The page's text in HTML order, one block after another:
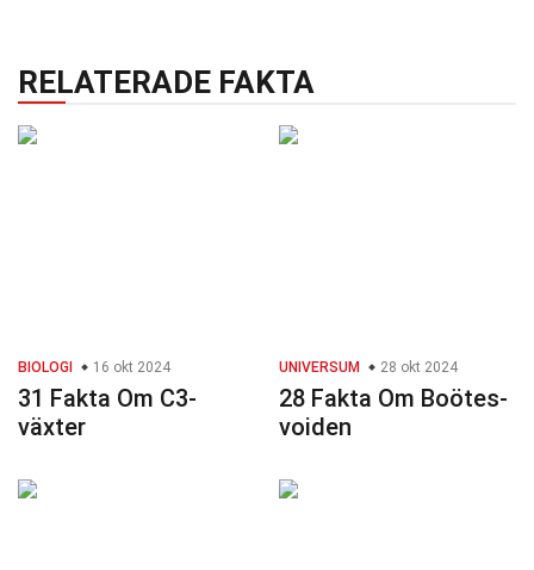
RELATERADE FAKTA
BIOLOGI 16 okt 2024
31 Fakta Om C3-
växter
UNIVERSUM 28 okt 2024
28 Fakta Om Boötes-
voiden